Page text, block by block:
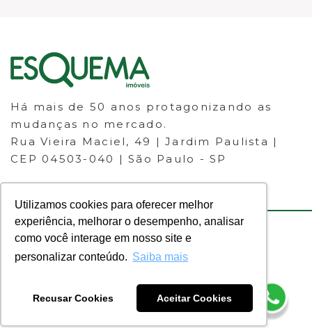
Utilizamos cookies para oferecer melhor
experiência, melhorar o desempenho, analisar
como você interage em nosso site e
personalizar conteúdo. Saiba mais
Recusar Cookies Aceitar Cookies
Há mais de 50 anos protagonizando as
mudanças no mercado.
Rua Vieira Maciel, 49 | Jardim Paulista |
CEP 04503-040 | São Paulo - SP
© 2023 ESQUEMA IMÓVEIS - CRECI
reservados.